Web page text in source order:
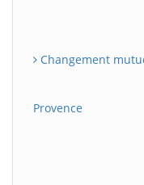
Changement
Provence